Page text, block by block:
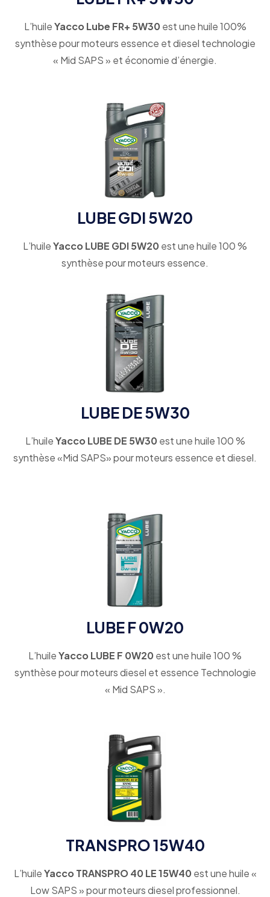
L’huileYacco Lube FR+ 5W30 est une huile 100%
synthèse pour moteurs essence et diesel technologie
« Mid SAPS » et économie d’énergie.
LUBE GDI 5W20
L’huileYacco LUBE GDI 5W20 est une huile 100 %
synthèse pour moteurs essence.
LUBE DE 5W30
L’huileYacco LUBE DE 5W30 est une huile 100 %
synthèse «Mid SAPS» pour moteurs essence et diesel.
LUBE F 0W20
L’huileYacco LUBE F 0W20 est une huile 100 %
synthèse pour moteurs diesel et essence Technologie
« Mid SAPS ».
TRANSPRO 15W40
L’huileYacco TRANSPRO 40 LE 15W40 est une huile «
Low SAPS » pour moteurs diesel professionnel.